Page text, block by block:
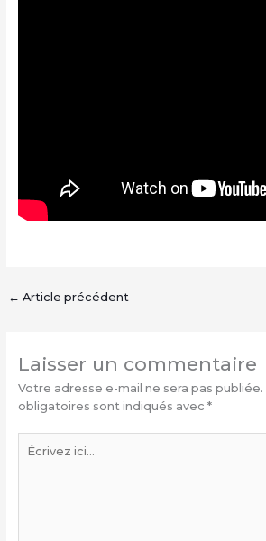
← Article précédent
Laisser un commentaire
Votre adresse e-mail ne sera pas publiée.
obligatoires sont indiqués avec *
ici…